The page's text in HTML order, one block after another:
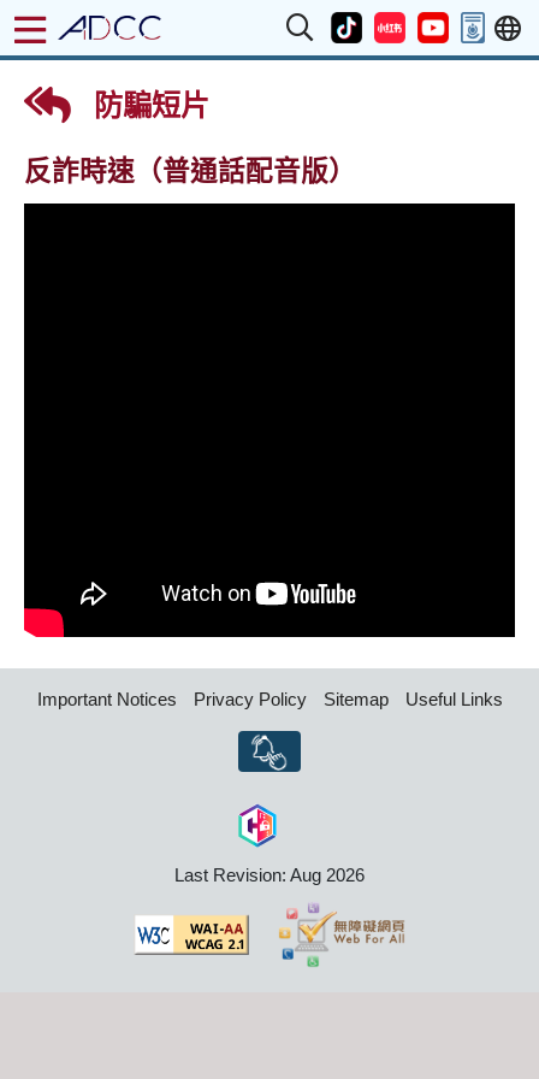
防騙短片
反詐時速（普通話配音版）
Important Notices Privacy Policy Sitemap Useful Links
Last Revision: Aug 2026